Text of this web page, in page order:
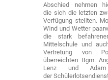
Abschied nehmen
die sich die letzten
Verfügung stellten.
Wind und Wetter
die stark
Mittelschule und
Vertretung von
überreichten Bgm.
Lenz und
der